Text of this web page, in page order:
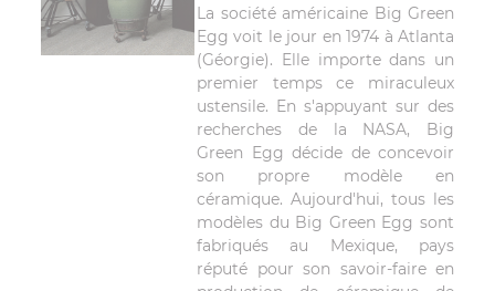
La société américaine Big Green
Egg voit le jour en 1974 à Atlanta
(Géorgie). Elle importe dans un
premier temps ce miraculeux
ustensile. En s'appuyant sur des
recherches de la NASA, Big
Green Egg décide de concevoir
son propre modèle en
céramique. Aujourd'hui, tous les
modèles du Big Green Egg sont
fabriqués au Mexique, pays
réputé pour son savoir-faire en